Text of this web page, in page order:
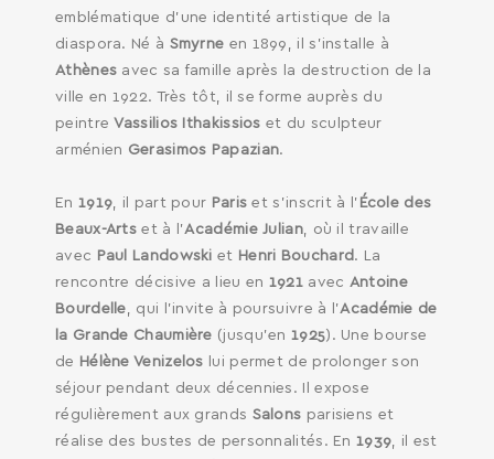
emblématique d’une identité artistique de la
diaspora. Né à Smyrne en 1899, il s’installe à
Athènes avec sa famille après la destruction de la
ville en 1922. Très tôt, il se forme auprès du
peintreVassilios Ithakissios et du sculpteur
arménien Gerasimos Papazian.
En 1919, il part pour Paris et s’inscrit à l’ École des
Beaux-Arts et à l’Académie Julian, où il travaille
avec Paul Landowski et Henri Bouchard . La
rencontre décisive a lieu en 1921avec Antoine
Bourdelle, qui l’invite à poursuivre à l’Académie de
la Grande Chaumière (jusqu’en1925). Une bourse
de Hélène Venizelos lui permet de prolonger son
séjour pendant deux décennies. Il expose
régulièrement aux grands Salons parisiens et
réalise des bustes de personnalités. En1939, il est